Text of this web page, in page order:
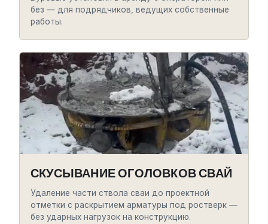
без — для подрядчиков, ведущих собственные
работы.
СКУСЫВАНИЕ ОГОЛОВКОВ СВАЙ
Удаление части ствола сваи до проектной
отметки с раскрытием арматуры под ростверк —
без ударных нагрузок на конструкцию.